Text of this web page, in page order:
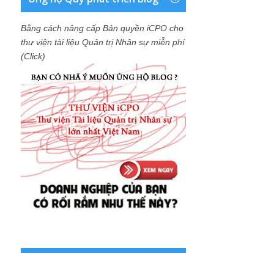
Bằng cách nâng cấp Bản quyền iCPO cho
thư viện tài liệu Quản trị Nhân sự miễn phí
(Click)